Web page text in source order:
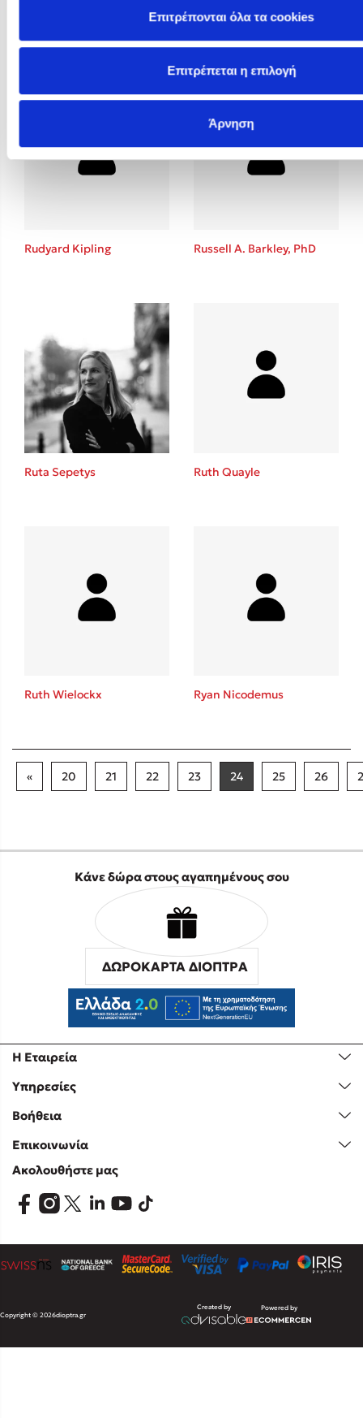
Επιτρέπονται όλα τα cookies
Επιτρέπεται η επιλογή
Άρνηση
Rowan Hooper
Rudyard Kipling Russell A. Barkley, PhD
Ruta Sepetys Ruth Quayle
Ruth Wielockx Ryan Nicodemus
« 20 21 22 23 24 25 26
Η Εταιρεία
Υπηρεσίες
Βοήθεια
Επικοινωνία
Κάνε δώρα στους αγαπημένους σου
ΔΩΡΟΚΑΡΤΑ ΔΙΟΠΤΡΑ
Ακολουθήστε μας
Copyright © 2026dioptra.gr
Created by Powered by